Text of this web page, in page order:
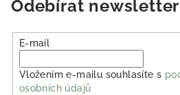
Odebírat newsletter
E-mail
Vložením e-mailu souhlasíte s
osobních údajů